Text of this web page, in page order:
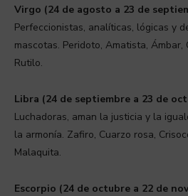
Virgo (24 de agosto a 23 de
Perfeccionistas, analíticas, lógicas y
mascotas. Peridoto, Amatista,
Rutilo.
Libra (24 de septiembre a 23 de
Luchadoras, aman la justicia y la
la armonía. Zafiro, Cuarzo rosa,
Malaquita.
Escorpio (24 de octubre a 22 de